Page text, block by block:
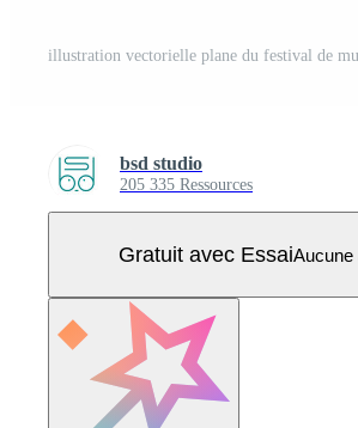
bsd studio
205 335 Ressources
Gratuit avec EssaiAucune